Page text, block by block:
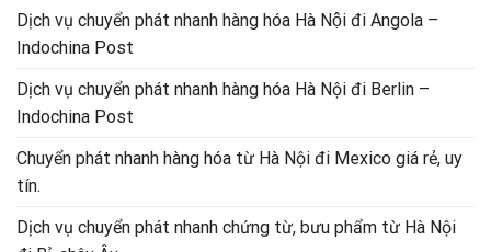
Dịch vụ chuyển phát nhanh hàng hóa Hà Nội đi Angola –
Indochina Post
Dịch vụ chuyển phát nhanh hàng hóa Hà Nội đi Berlin –
Indochina Post
Chuyển phát nhanh hàng hóa từ Hà Nội đi Mexico giá rẻ, uy
tín.
Dịch vụ chuyển phát nhanh chứng từ, bưu phẩm từ Hà Nội